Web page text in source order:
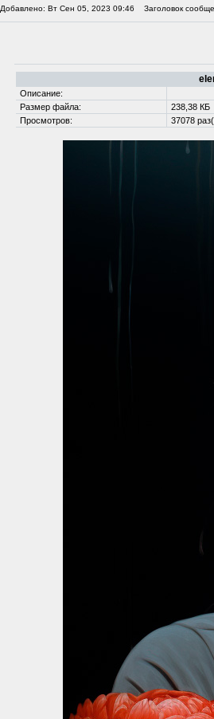
Добавлено: Вт Сен 05, 2023 09:46 Заголовок
Описание:
Размер файла:
238,38 КБ
Просмотров:
37078